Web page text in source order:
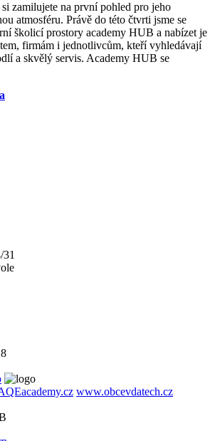
zamilujete na první pohled pro jeho
atmosféru. Právě do této čtvrti jsme se
školicí prostory academy HUB a nabízet je
firmám i jednotlivcům, kteří vyhledávají
a skvělý servis. Academy HUB se
www.obcevdatech.cz